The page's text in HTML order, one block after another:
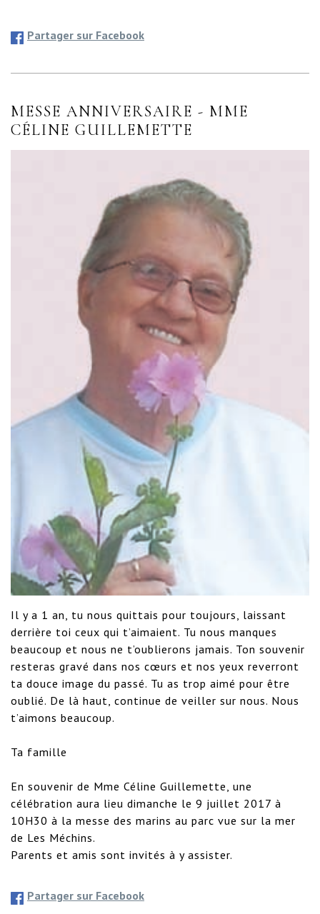
Partager sur Facebook
MESSE ANNIVERSAIRE - MME
CÉLINE GUILLEMETTE
Il y a 1 an, tu nous quittais pour toujours, laissant
derrière toi ceux qui t’aimaient. Tu nous manques
beaucoup et nous ne t’oublierons jamais. Ton souvenir
resteras gravé dans nos cœurs et nos yeux reverront
ta douce image du passé. Tu as trop aimé pour être
oublié. De là haut, continue de veiller sur nous. Nous
t’aimons beaucoup.
Ta famille
En souvenir de Mme Céline Guillemette, une
célébration aura lieu dimanche le 9 juillet 2017 à
10H30 à la messe des marins au parc vue sur la mer
de Les Méchins.
Parents et amis sont invités à y assister.
Partager sur Facebook